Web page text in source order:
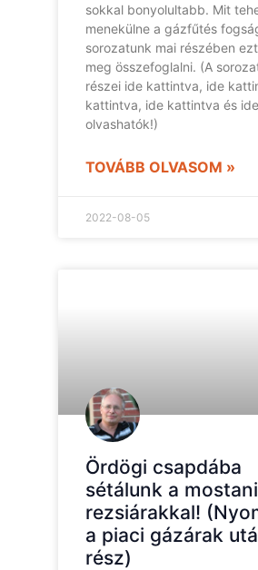
sokkal bonyolultabb. Mit
menekülne a gázfűtés
sorozatunk mai részében
meg összefoglalni. (A
részei ide kattintva, ide
kattintva, ide kattintva és
olvashatók!)
TOVÁBB OLVASOM »
2022-08-05
Ördögi csapdába
sétálunk a
rezsiárakkal!
a piaci gázárak
rész)